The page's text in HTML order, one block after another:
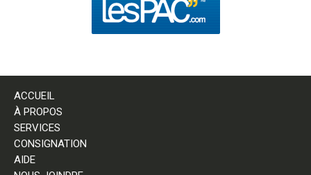
ACCUEIL
À PROPOS
SERVICES
CONSIGNATION
AIDE